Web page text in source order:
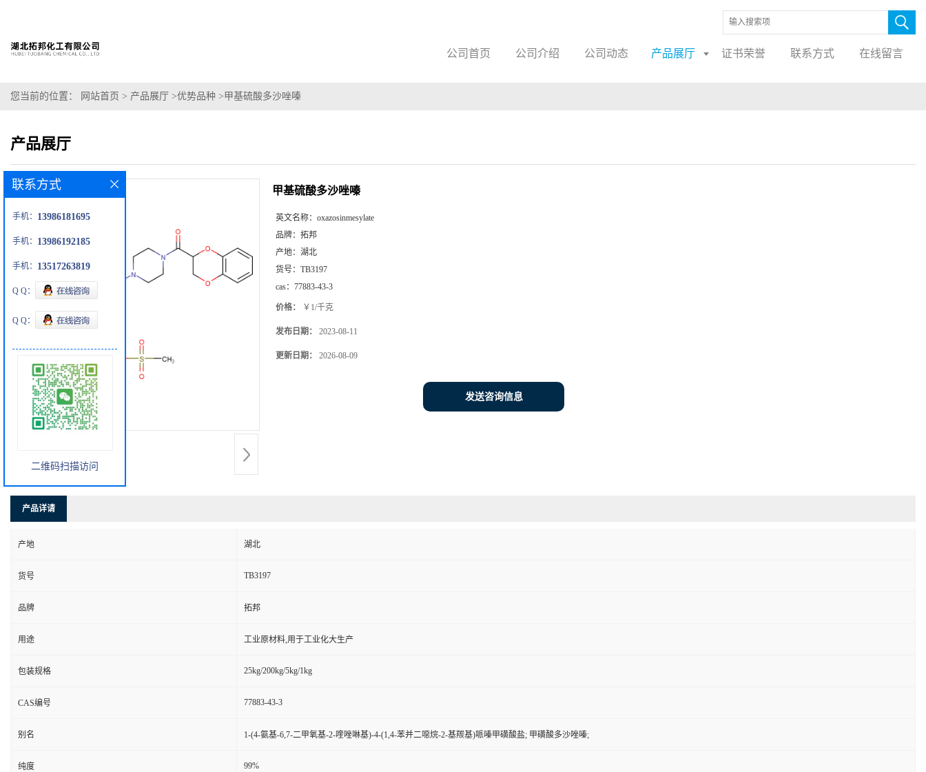
公司首页 公司介绍 公司动态 产品展厅 证书荣誉 联系方式 在线留言
您当前的位置： 网站首页 > 产品展厅 >优势品种 >甲基硫酸多沙唑嗪
产品展厅
甲基硫酸多沙唑嗪
英文名称： oxazosinmesylate
品牌： 拓邦
产地： 湖北
货号： TB3197
cas： 77883-43-3
价格： ￥1/千克
发布日期： 2023-08-11
更新日期： 2026-08-09
发送咨询信息
产品详请
产地 湖北
货号 TB3197
品牌 拓邦
用途 工业原材料,用于工业化大生产
包装规格 25kg/200kg/5kg/1kg
CAS编号 77883-43-3
别名 1-(4-氨基-6,7-二甲氧基-2-喹唑啉基)-4-(1,4-苯并二噁烷-2-基羰基)哌嗪甲磺酸盐; 甲磺酸多沙唑嗪;
纯度 99%
联系方式
手机： 13986181695
手机： 13986192185
手机： 13517263819
Q Q：
Q Q：
二维码扫描访问